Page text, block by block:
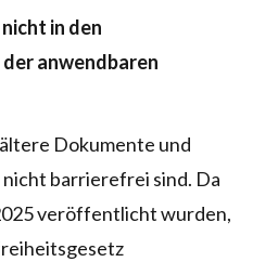
in den
anwendbaren
Dokumente und
barrierefrei sind. Da
veröffentlicht wurden,